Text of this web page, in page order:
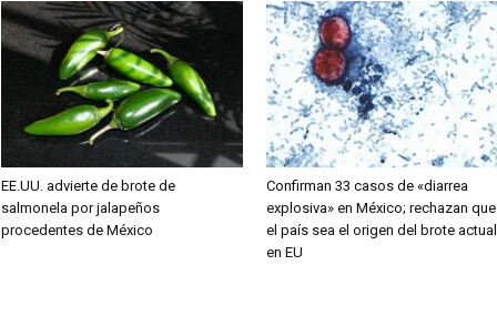
EE.UU. advierte de brote de
salmonela por jalapeños
procedentes de México
Confirman 33 casos de «diarrea
explosiva» en México; rechazan que
el país sea el origen del brote actual
en EU